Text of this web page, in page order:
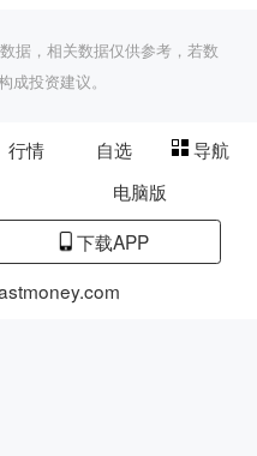
据，相关数据仅供参考，若数
投资建议。
行情 自选
导航
电脑版
下载APP